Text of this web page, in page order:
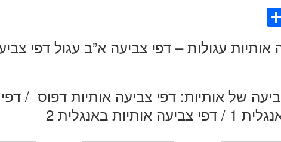
S
ar
אותיות עגולות – דפי צביעה א”ב עגול דפי
של אותיות: דפי צביעה אותיות דפוס/
1
/ דפי צביעה אותיות באנגלית 2